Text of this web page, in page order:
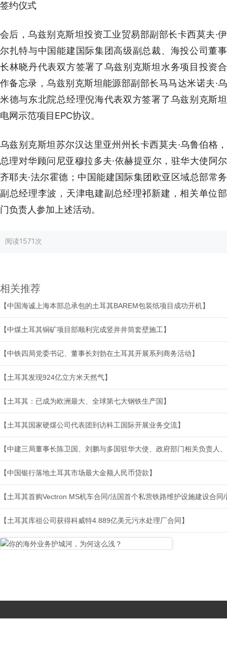
签约仪式
会后，乌兹别克斯坦投资工业贸易部副部长卡西莫夫·伊
尔扎特与中国能建国际集团高级副总裁、海投公司董事
长林晓丹代表双方签署了乌兹别克斯坦水务项目投资合
作备忘录，乌兹别克斯坦能源部副部长马马达米诺夫·乌
米德与东北院总经理倪海代表双方签署了乌兹别克斯坦
电网示范项目EPC协议。
乌兹别克斯坦苏尔汉达里亚州州长卡西莫夫·乌鲁伯格，
总理对华顾问尼亚穆拉多夫·依赫提亚尔，驻华大使阿尔
齐耶夫·法尔霍德；中国能建国际集团欧亚区域总部常务
副总经理李波，天津电建副总经理祁新建，相关单位部
门负责人参加上述活动。
阅读1571次
相关推荐
【中国海诚上海本部总承包的土耳其BAREM包装纸项目成功开机】
【中煤土耳其铜矿项目部顺利完成竖井井筒套壁施工】
【中铁四局党委书记、董事长刘勃在土耳其开展系列商务活动】
【土耳其发现924亿立方米天然气】
【土耳其：已成为欧洲最大、全球第七大钢铁生产国】
【土耳其国家硬煤公司代表团到访科工国际开展业务交流】
【中建三局董事长陈卫国、刘鹏与多国驻华大使、政府部门相关负责人
【中国银行落地土耳其市场最大金额人民币贷款】
【土耳其首购Vectron MS机车合同/法国首个私营铁路维护设施建设合
【土耳其库祖公司获得科威特4.889亿美元污水处理厂合同】